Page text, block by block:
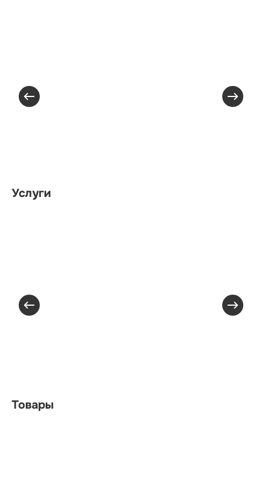
Услуги
Товары